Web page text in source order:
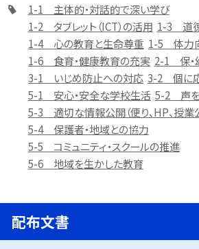
1-1 主体的・対話的で深い学び
1-2 タブレット（ICT）の活用 1-3 道
1-4 心の教育と生命尊重 1-5 体力
1-6 食育・健康教育の充実 2-1 保・
3-1 いじめ防止への対応 3-2 個に
5-1 安心・安全な学校生活 5-2 声を
5-3 適切な情報公開（便り、HP、授業
5-4 保護者・地域との協力
5-5 コミュニティ・スクールの推進
5-6 地域を生かした教育
配布文書